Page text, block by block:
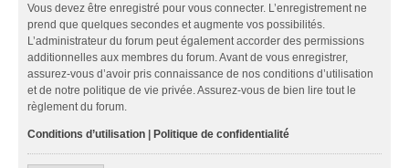
Vous devez être enregistré pour vous connecter. L’enregistrement ne
prend que quelques secondes et augmente vos possibilités.
L’administrateur du forum peut également accorder des permissions
additionnelles aux membres du forum. Avant de vous enregistrer,
assurez-vous d’avoir pris connaissance de nos conditions d’utilisation
et de notre politique de vie privée. Assurez-vous de bien lire tout le
règlement du forum.
Conditions d’utilisation Politique de confidentialité